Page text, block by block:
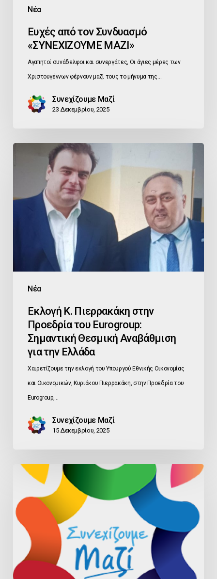
Νέα
Ευχές από τον Συνδυασμό
«ΣΥΝΕΧΙΖΟΥΜΕ ΜΑΖΙ»
Αγαπητοί συνάδελφοι και συνεργάτες, Οι άγιες μέρες των
Χριστουγέννων φέρνουν μαζί τους το μήνυμα της…
Συνεχίζουμε Μαζί
23 Δεκεμβρίου, 2025
Νέα
Πιερρακάκη
Προεδρία
Σημαντική
Ελλάδα
Εκλογή Κ. Πιερρακάκη στην
Προεδρία του Eurogroup:
Σημαντική Θεσμική Αναβάθμιση
για την Ελλάδα
Χαιρετίζουμε την εκλογή του Υπουργού Εθνικής Οικονομίας
και Οικονομικών, Κυριάκου Πιερρακάκη, στην Προεδρία του
Eurogroup,…
Συνεχίζουμε Μαζί
15 Δεκεμβρίου, 2025
ΑΜΕΣΗ
ΠΑΡΑΤΑΣΗ
ΕΦΑΡΜΟΓΗΣ
ΠΡΟΣΤΙΜΩΝ
ΓΕΜΗ
ΖΗΤΑ
ΕΠΙΜΕΛΗΤΗΡΙΑΚΟΣ